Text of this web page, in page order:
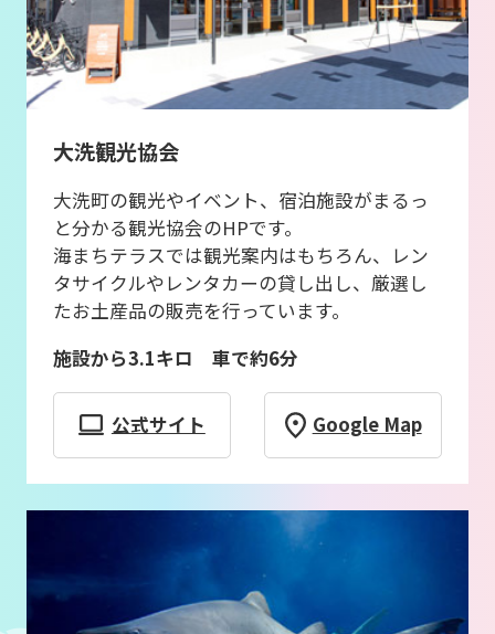
大洗観光協会
大洗町の観光やイベント、宿泊施設がまるっ
と分かる観光協会のHPです。
海まちテラスでは観光案内はもちろん、レン
タサイクルやレンタカーの貸し出し、厳選し
たお土産品の販売を行っています。
施設から3.1キロ 車で約6分
公式サイト Google Map